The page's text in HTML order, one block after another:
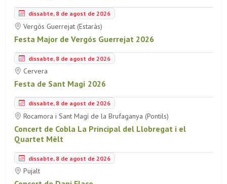
dissabte, 8 de agost de 2026
Vergós Guerrejat (Estaràs)
Festa Major de Vergós Guerrejat 2026
dissabte, 8 de agost de 2026
Cervera
Festa de Sant Magí 2026
dissabte, 8 de agost de 2026
Rocamora i Sant Magí de la Brufaganya (Pontils)
Concert de Cobla La Principal del Llobregat i el
Quartet Mèlt
dissabte, 8 de agost de 2026
Pujalt